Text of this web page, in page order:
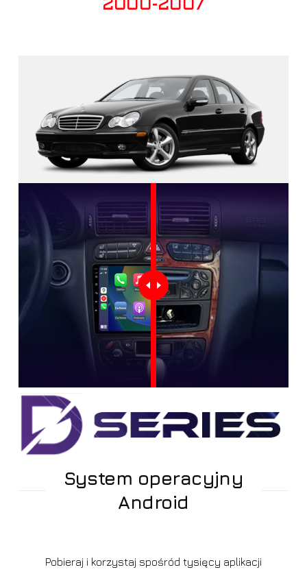
2000-2007
System operacyjny
Android
Pobieraj i korzystaj spośród tysięcy aplikacji